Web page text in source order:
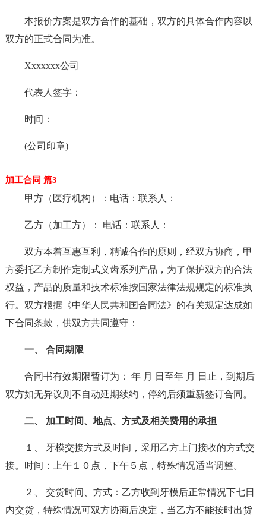
本报价方案是双方合作的基础，双方的具体合作内容以
双方的正式合同为准。
Xxxxxxx公司
代表人签字：
时间：
(公司印章)
加工合同 篇3
甲方（医疗机构）：电话：联系人：
乙方（加工方）： 电话：联系人：
双方本着互惠互利，精诚合作的原则，经双方协商，甲
方委托乙方制作定制式义齿系列产品，为了保护双方的合法
权益，产品的质量和技术标准按国家法律法规规定的标准执
行。双方根据《中华人民共和国合同法》的有关规定达成如
下合同条款，供双方共同遵守：
一、 合同期限
合同书有效期限暂订为： 年 月 日至年 月 日止，到期后
双方如无异议则不自动延期续约，停约后须重新签订合同。
二、 加工时间、地点、方式及相关费用的承担
１、 牙模交接方式及时间，采用乙方上门接收的方式交
接。时间：上午１０点，下午５点，特殊情况适当调整。
２、 交货时间、方式：乙方收到牙模后正常情况下七日
内交货，特殊情况可双方协商后决定，当乙方不能按时出货